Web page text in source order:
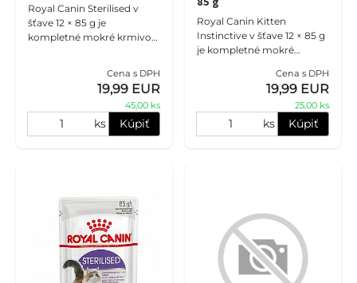
Royal Canin Sterilised v
šťave 12 × 85 g je
kompletné mokré krmivo
kontrolovaným obsahom
energie pomáha udrž
Cena s DPH
19,99 EUR
45,00 ks
ks Kúpiť
Royal Canin Kitten
Instinctive v šťave 12 × 85 g
je kompletné mokré
do 12 mesiacov. Jemné
kúsky v šťave podporujú
Cena s DPH
19,99 EUR
25,00 ks
ks Kúpiť